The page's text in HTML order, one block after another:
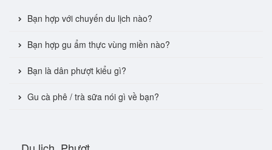
Bạn hợp với chuyến du lịch nào?
Bạn hợp gu ẩm thực vùng miền nào?
Bạn là dân phượt kiểu gì?
Gu cà phê / trà sữa nói gì về bạn?